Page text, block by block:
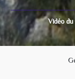
Vidéo